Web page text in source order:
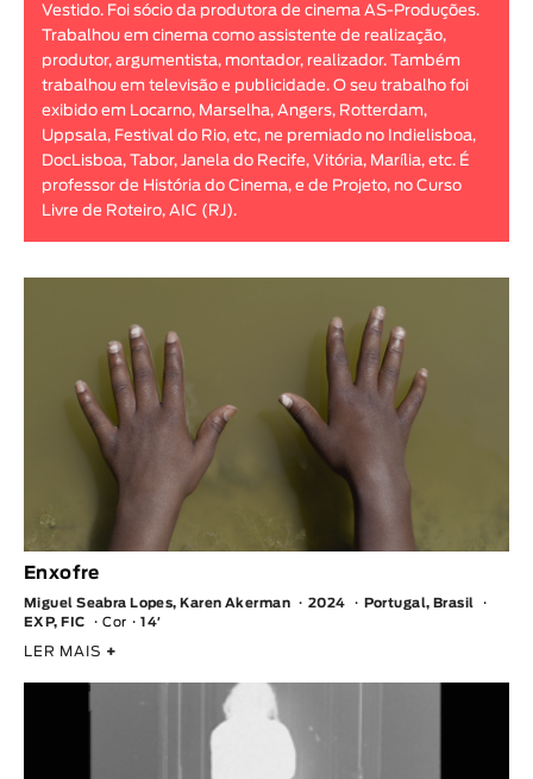
Animar
< / >
GÉNERO
Experimental
Documentário
Vestido. Foi sócio da produtora de cinema AS-Produções.
Trabalhou em cinema como assistente de realização,
produtor, argumentista, montador, realizador. Também
trabalhou em televisão e publicidade. O seu trabalho foi
exibido em Locarno, Marselha, Angers, Rotterdam,
Uppsala, Festival do Rio, etc, ne premiado no Indielisboa,
DocLisboa, Tabor, Janela do Recife, Vitória, Marília, etc. É
professor de História do Cinema, e de Projeto, no Curso
Livre de Roteiro, AIC (RJ).
Enxofre
Miguel Seabra Lopes, Karen Akerman 2024
Portugal, Brasil
EXP, FIC
Cor 14′
LER MAIS +